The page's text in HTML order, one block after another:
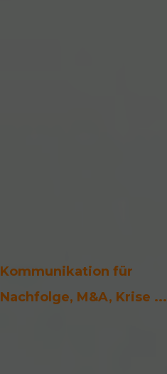
Kommunikation für
Nachfolge, M&A, Krise ...